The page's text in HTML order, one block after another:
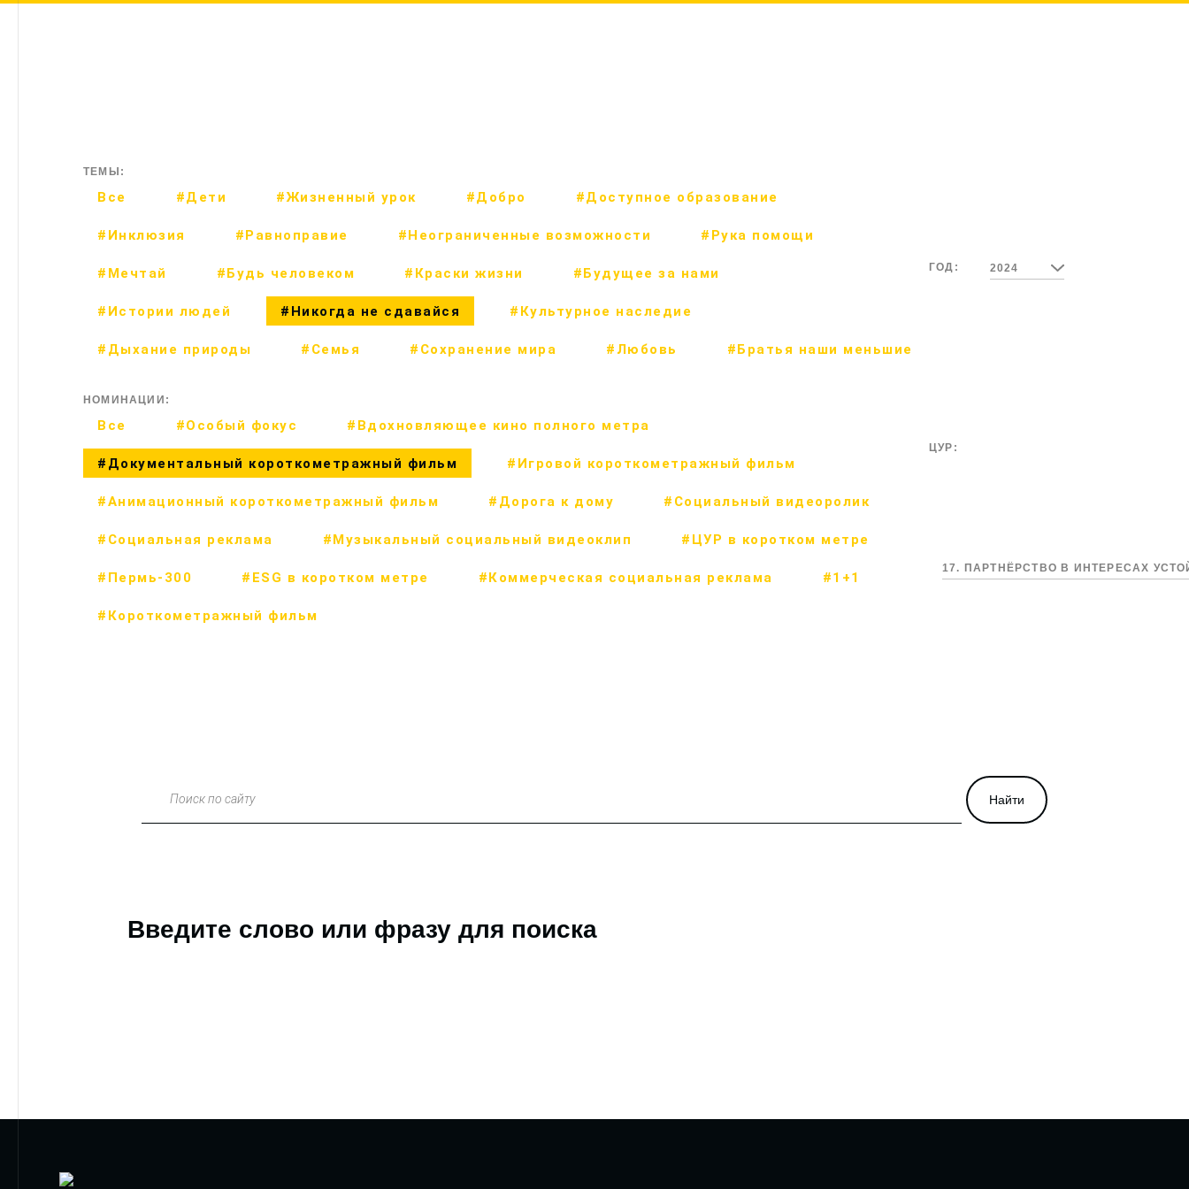
ТЕМЫ:
Все #Дети #Жизненный урок #Добро #Доступное образование
#Инклюзия #Равноправие #Неограниченные возможности #Рука помощи
#Мечтай #Будь человеком #Краски жизни #Будущее за нами
#Истории людей #Никогда не сдавайся #Культурное наследие
#Дыхание природы #Семья #Сохранение мира #Любовь #Братья наши меньшие
ГОД: 2024
НОМИНАЦИИ:
Все #Особый фокус #Вдохновляющее кино полного метра
#Документальный короткометражный фильм #Игровой короткометражный фильм
#Анимационный короткометражный фильм #Дорога к дому #Социальный видеоролик
#Социальная реклама #Музыкальный социальный видеоклип #ЦУР в коротком метре
#Пермь-300 #ESG в коротком метре #Коммерческая социальная реклама #1+1
#Короткометражный фильм
ЦУР:
17. ПАРТНЁРСТВО В ИНТЕРЕСАХ
Поиск по сайту Найти
Введите слово или фразу для поиска